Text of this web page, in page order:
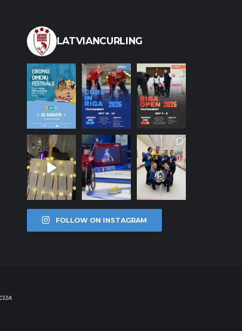
LATVIANCURLING
FOLLOW ON INSTAGRAM